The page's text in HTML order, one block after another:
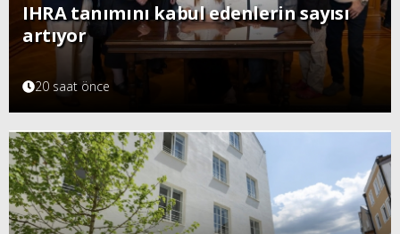
IHRA tanımını kabul edenlerin sayısı
artıyor
20 saat önce